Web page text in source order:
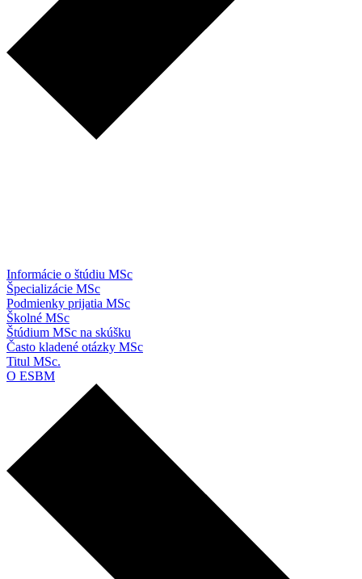
Informácie o štúdiu MSc
Špecializácie MSc
Podmienky prijatia MSc
Školné MSc
Štúdium MSc na skúšku
Často kladené otázky MSc
Titul MSc.
O ESBM